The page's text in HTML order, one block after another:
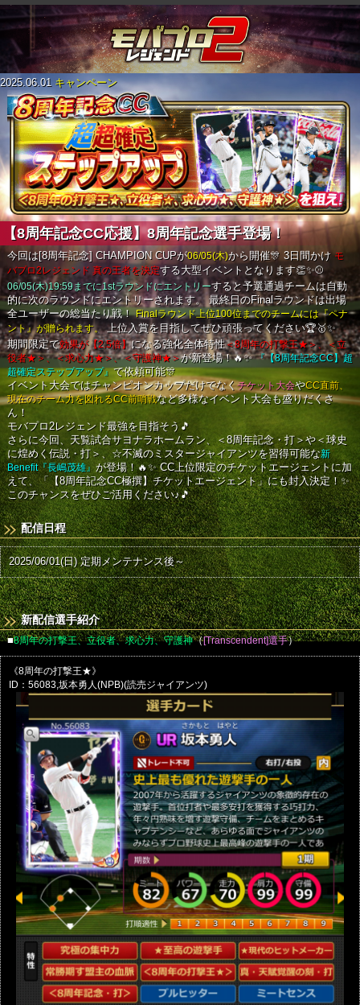
2025.06.01 キャンペーン
【8周年記念CC応援】8周年記念選手登場！
今回は[8周年記念] CHAMPION CUPが06/05(木)から開催🎊 3日間かけモ
バプロ2レジェンド 真の王者を決定する大型イベントとなります👏✨⚾
06/05(木)19:59までに1stラウンドにエントリーすると予選通過チームは自動
的に次のラウンドにエントリーされます。 最終日のFinalラウンドは出場
全ユーザーの総当たり戦！ Finalラウンド上位100位までのチームには『ペナ
ント』が贈られます。 上位入賞を目指してぜひ頑張ってください🏆🥇✨
期間限定で効果が【2.5倍】になる強化全体特性＜8周年の打撃王★＞、＜立
役者★＞、＜求心力★＞、＜守護神★＞が新登場！🔥✨ 『【8周年記念CC】超
超確定ステップアップ』 で依頼可能🎊
イベント大会ではチャンピオンカップだけでなくチケット大会やCC直前、
現在のチーム力を図れるCC前哨戦など多様なイベント大会も盛りだくさ
ん！
モバプロ2レジェンド最強を目指そう🎵
さらに今回、天覧試合サヨナラホームラン、＜8周年記念・打＞や＜球史
に煌めく伝説・打＞、☆不滅のミスタージャイアンツを習得可能な新
Benefit『長嶋茂雄』が登場！🔥✨CC上位限定のチケットエージェントに加
えて、「【8周年記念CC極撰】チケットエージェント」にも封入決定！✨
このチャンスをぜひご活用ください♪🎵
配信日程
2025/06/01(日) 定期メンテナンス後～
新配信選手紹介
■8周年の打撃王、立役者、求心力、守護神（[Transcendent]選手）
《8周年の打撃王★》
ID：56083,坂本勇人(NPB)(読売ジャイアンツ)